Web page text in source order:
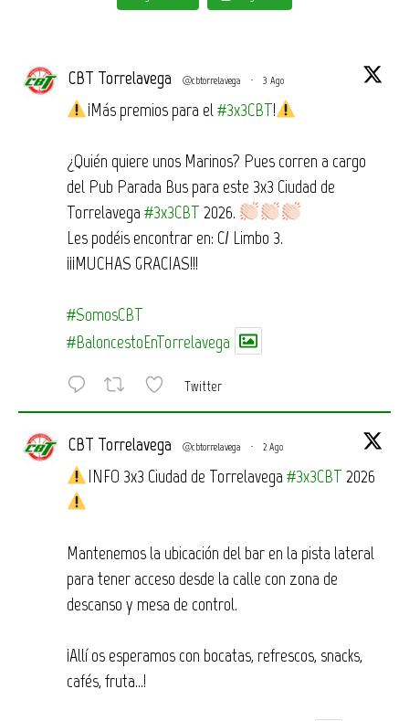
CBT Torrelavega @cbtorrelavega · 3 Ago
¡Más premios para el#3x3CBT!
¿Quién quiere unos Marinos? Pues corren a cargo
del Pub Parada Bus para este 3x3 Ciudad de
Torrelavega#3x3CBT 2026.
Les podéis encontrar en: C/ Limbo 3.
¡¡¡MUCHAS GRACIAS!!!
#SomosCBT
#BaloncestoEnTorrelavega
Twitter
CBT Torrelavega @cbtorrelavega · 2 Ago
INFO 3x3 Ciudad de Torrelavega#3x3CBT 2026
Mantenemos la ubicación del bar en la pista lateral
para tener acceso desde la calle con zona de
descanso y mesa de control.
¡Allí os esperamos con bocatas, refrescos, snacks,
cafés, fruta…!